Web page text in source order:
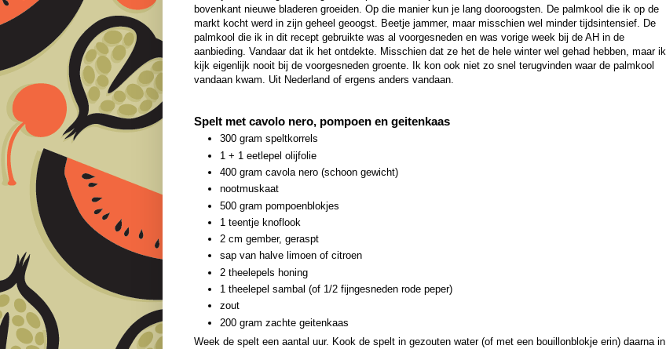
bovenkant nieuwe bladeren groeiden. Op die manier kun je lang dooroogsten. De palmkool die ik op de
markt kocht werd in zijn geheel geoogst. Beetje jammer, maar misschien wel minder tijdsintensief. De
palmkool die ik in dit recept gebruikte was al voorgesneden en was vorige week bij de AH in de
aanbieding. Vandaar dat ik het ontdekte. Misschien dat ze het de hele winter wel gehad hebben, maar ik
kijk eigenlijk nooit bij de voorgesneden groente. Ik kon ook niet zo snel terugvinden waar de palmkool
vandaan kwam. Uit Nederland of ergens anders vandaan.
Spelt met cavolo nero, pompoen en geitenkaas
300 gram speltkorrels
1 + 1 eetlepel olijfolie
400 gram cavola nero (schoon gewicht)
nootmuskaat
500 gram pompoenblokjes
1 teentje knoflook
2 cm gember, geraspt
sap van halve limoen of citroen
2 theelepels honing
1 theelepel sambal (of 1/2 fijngesneden rode peper)
zout
200 gram zachte geitenkaas
Week de spelt een aantal uur. Kook de spelt in gezouten water (of met een bouillonblokje erin) daarna in